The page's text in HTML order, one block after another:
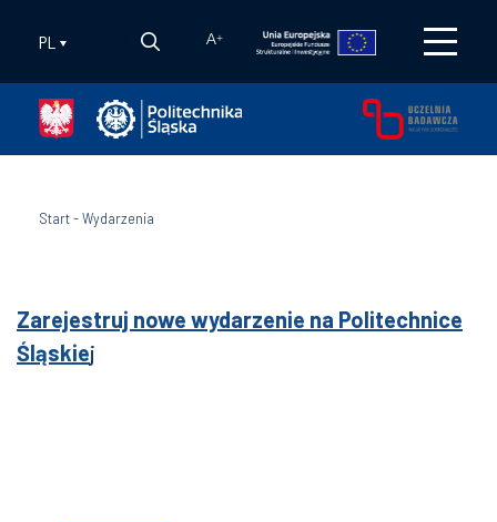
PL A+
Start-Wydarzenia
Zarejestruj nowe wydarzenie na Politechnice
Śląskiej